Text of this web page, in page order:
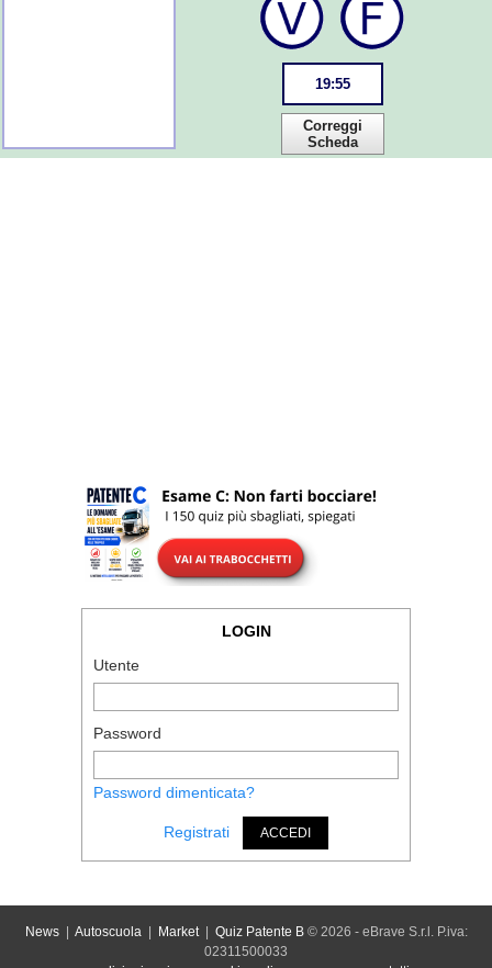
19:55
Correggi
Scheda
LOGIN
Utente
Password
Password dimenticata?
Registrati ACCEDI
News| Autoscuola| Market| Quiz Patente B© 2026 - eBrave S.r.l. P.iva:
02311500033